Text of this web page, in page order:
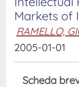
Markets of
RAMELLO,
2005-01-01
Scheda